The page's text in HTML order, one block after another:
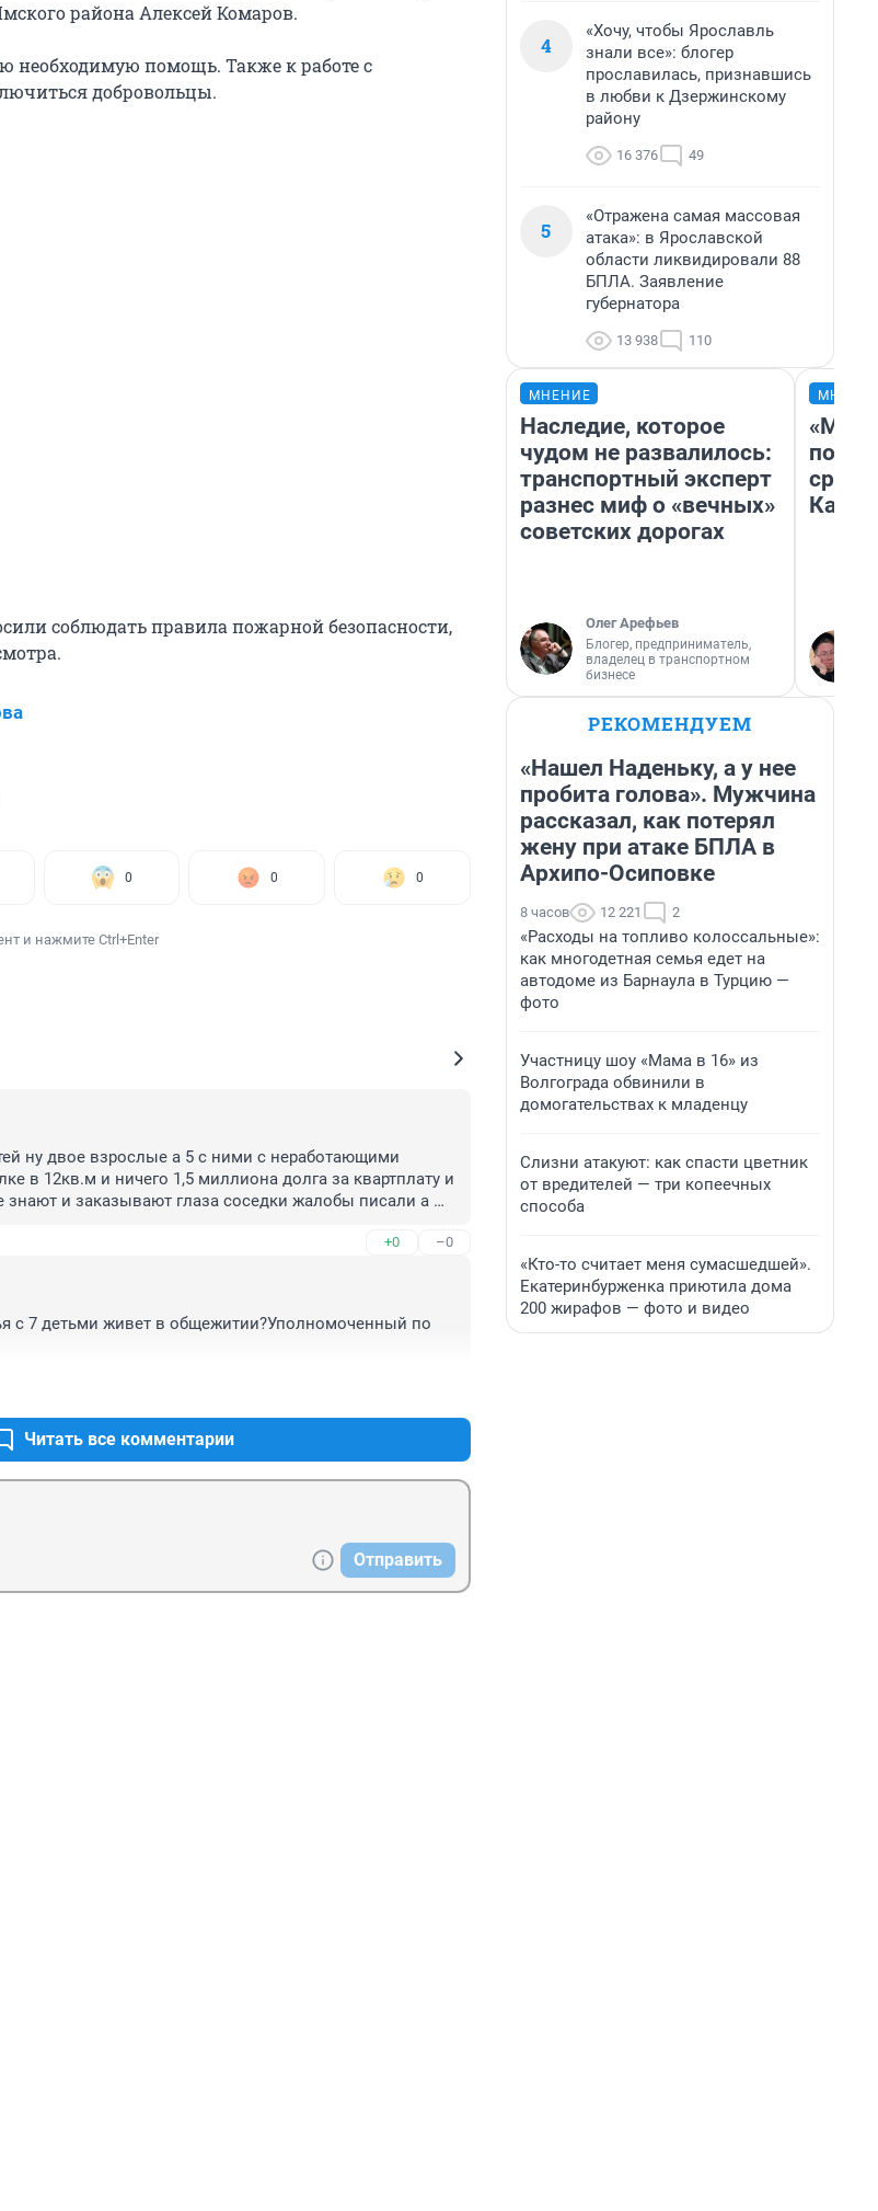
района Алексей Комаров.
необходимую помощь. Также к работе с
добровольцы.
соблюдать правила пожарной безопасности,
0 0 0
и нажмите Ctrl+Enter
ну двое взрослые а 5 с ними с неработающими
в 12кв.м и ничего 1,5 миллиона долга за квартплату и
знают и заказывают глаза соседки жалобы писали а
+0 –0
с 7 детьми живет в общежитии?Уполномоченный по
Читать все комментарии
Отправить
4
«Хочу, чтобы Ярославль
знали все»: блогер
прославилась, признавшись
в любви к Дзержинскому
району
16 376 49
5
«Отражена самая массовая
атака»: в Ярославской
области ликвидировали 88
БПЛА. Заявление
губернатора
13 938 110
МНЕНИЕ
Наследие, которое
чудом не развалилось:
транспортный эксперт
разнес миф о «вечных»
советских дорогах
Олег Арефьев
Блогер, предприниматель,
владелец в транспортном
бизнесе
РЕКОМЕНДУЕМ
«Нашел Наденьку, а у нее
пробита голова». Мужчина
рассказал, как потерял
жену при атаке БПЛА в
Архипо-Осиповке
8 часов 12 221 2
«Расходы на топливо колоссальные»:
как многодетная семья едет на
автодоме из Барнаула в Турцию —
фото
Участницу шоу «Мама в 16» из
Волгограда обвинили в
домогательствах к младенцу
Слизни атакуют: как спасти цветник
от вредителей — три копеечных
способа
«Кто-то считает меня сумасшедшей».
Екатеринбурженка приютила дома
200 жирафов — фото и видео